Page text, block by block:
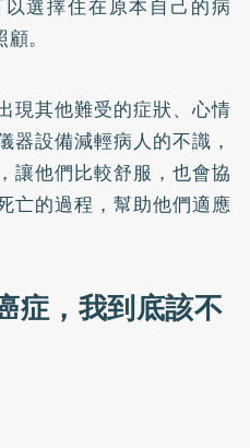
選擇住在原本自己的病
。
現其他難受的症狀、心情
器設備減輕病人的不識，
讓他們比較舒服，也會協
亡的過程，幫助他們適應
症，我到底該不